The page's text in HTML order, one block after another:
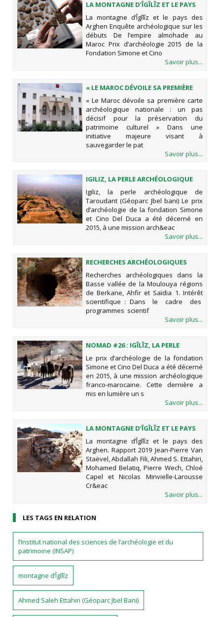
LA MONTAGNE D’ÎGÎLÎZ ET LE PAYS
DES ARGHEN
La montagne d’Îgîlîz et le pays des
Arghen Enquête archéologique sur les
débuts De l’empire almohade au
Maroc Prix d’archéologie 2015 de la
Fondation Simone et Cino
Savoir plus...
« LE MAROC DÉVOILE SA PREMIÈRE
CARTE ARCHÉOLOGIQUE NATIONALE
: UN PAS DÉCISIF POUR LA
PRÉSERVATION DU PATRIMOINE
CULTUREL »
« Le Maroc dévoile sa première carte
archéologique nationale : un pas
décisif pour la préservation du
patrimoine culturel » Dans une
initiative majeure visant à
sauvegarder le pat
Savoir plus...
IGILIZ, LA PERLE ARCHÉOLOGIQUE
DE TAROUDANT (GÉOPARC JBEL
BANI)
Igiliz, la perle archéologique de
Taroudant (Géoparc Jbel bani) Le prix
d’archéologie de la fondation Simone
et Cino Del Duca a été décerné en
2015, à une mission arch&eac
Savoir plus...
RECHERCHES ARCHÉOLOGIQUES
DANS LA BASSE VALLÉE DE LA
MOULOUYA RÉGIONS DE BERKANE,
AHFIR ET SAÏDIA
Recherches archéologiques dans la
Basse vallée de la Moulouya régions
de Berkane, Ahfir et Saïdia 1. Intérêt
scientifique : Dans le cadre des
programmes scientif
Savoir plus...
NOMAD #26 : IGÎLÎZ, LA PERLE
ARCHÉOLOGIQUE DE TAROUDANT
Le prix d’archéologie de la fondation
Simone et Cino Del Duca a été décerné
en 2015, à une mission archéologique
franco-marocaine. Cette dernière a
mis en lumière un s
Savoir plus...
LA MONTAGNE D’ÎGÎLÎZ ET LE PAYS
DES ARGHEN. RAPPORT 2019
La montagne d’Îgîlîz et le pays des
Arghen. Rapport 2019 Jean-Pierre Van
Staëvel, Abdallah Fili, Ahmed S. Ettahiri,
Mohamed Belatiq, Pierre Wech, Chloé
Capel et Nicolas Minvielle-Larousse
Cr&eac
Savoir plus...
LES TAGS EN RELATION
l’Institut national des sciences de l’archéologie et du
patrimoine (INSAP)
montagne d’Îgîlîz
Ahmed Saleh Ettahiri (Géoparc Jbel Bani)